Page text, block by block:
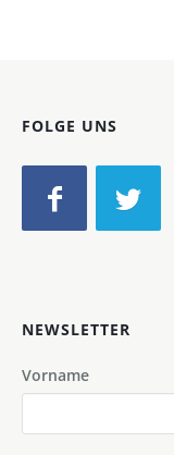
FOLGE UNS
NEWSLETTER
Vorname